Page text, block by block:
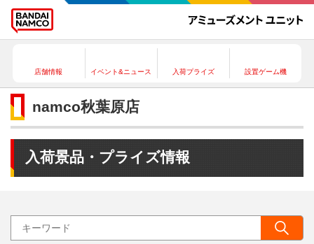
店舗情報 イベント&ニュース 入荷プライズ 設置ゲーム機
namco秋葉原店
入荷景品・プライズ情報